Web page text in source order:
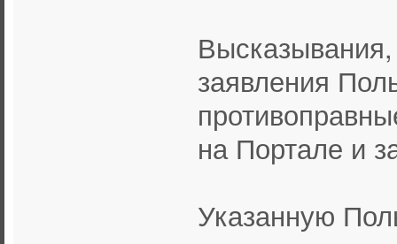
заявления
на Портале и
Указанную